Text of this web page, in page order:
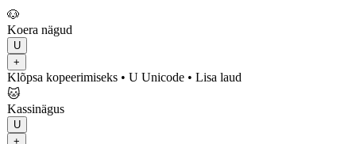
🐶
Koera nägud
U
+
Klõpsa kopeerimiseks • U Unicode • Lisa laud
🐱
Kassinägus
U
+